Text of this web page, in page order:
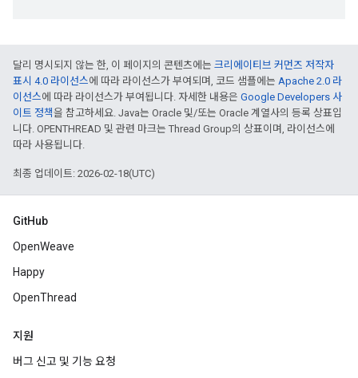
달리 명시되지 않는 한, 이 페이지의 콘텐츠에는 크리에이티브 커먼즈 저작자
표시 4.0 라이선스에 따라 라이선스가 부여되며, 코드 샘플에는 Apache 2.0 라
이선스에 따라 라이선스가 부여됩니다. 자세한 내용은 Google Developers 사
이트 정책을 참고하세요. Java는 Oracle 및/또는 Oracle 계열사의 등록 상표입
니다. OPENTHREAD 및 관련 마크는 Thread Group의 상표이며, 라이선스에
따라 사용됩니다.
최종 업데이트: 2026-02-18(UTC)
GitHub
OpenWeave
Happy
OpenThread
지원
버그 신고 및 기능 요청